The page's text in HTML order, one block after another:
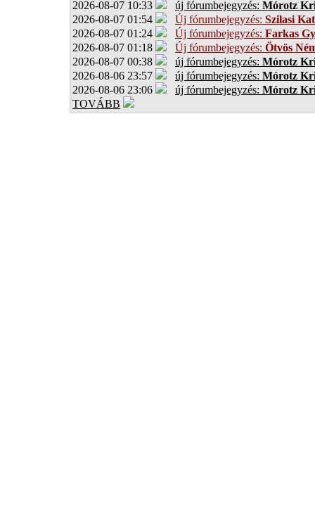
2026-08-07 10:33 új fórumbejegyzés: Mórotz
2026-08-07 01:54
Új fórumbejegyzés: Szilasi
2026-08-07 01:24
Új fórumbejegyzés: Farkas
2026-08-07 01:18
Új fórumbejegyzés: Ötvös
2026-08-07 00:38
új fórumbejegyzés: Mórotz
2026-08-06 23:57
új fórumbejegyzés: Mórotz
2026-08-06 23:06
új fórumbejegyzés: Mórotz
TOVÁBB